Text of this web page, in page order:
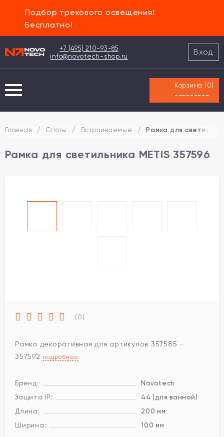
Подбор трекового освещения!
Бесплатно!
+7 (495) 210-93-85
info@novotech-shop.ru
Вход
Корзина ( 0)
---------
Главная / Споты / Встраиваемые / Рамка для
Рамка для светильника METIS 357596
(0)
Рамка декоративная для артикулов 357585 -
357592 подробнее
Бренд:
Novotech
Защита IP:
44 (для ванной)
Длина:
200 мм
Ширина:
100 мм